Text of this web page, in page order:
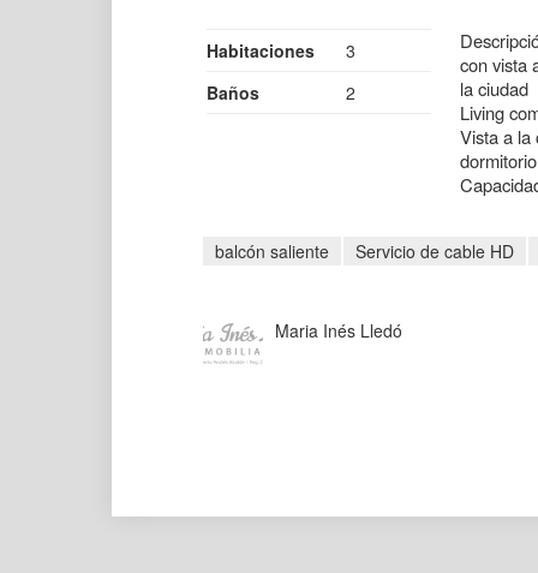
Habitaciones
3
Baños
2
con vista
la ciudad
Living
Vista a la
balcón saliente Servicio de cable HD
Maria Inés Lledó